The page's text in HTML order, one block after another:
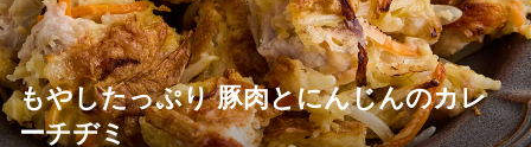
もやしたっぷり 豚肉とにんじんのカレ
ーチヂミ